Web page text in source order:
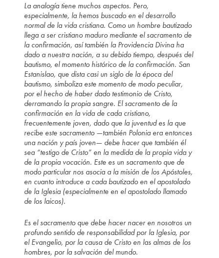
La analogía tiene muchos aspectos. Pero,
especialmente, la hemos buscado en el desarrollo
normal de la vida cristiana. Como un hombre bautizado
llega a ser cristiano maduro mediante el sacramento de
la confirmación, así también la Providencia Divina ha
dado a nuestra nación, a su debido tiempo, después del
bautismo, el momento histórico de la confirmación. San
Estanislao, que dista casi un siglo de la época del
bautismo, simboliza este momento de modo peculiar,
por el hecho de haber dado testimonio de Cristo,
derramando la propia sangre. El sacramento de la
confirmación en la vida de cada cristiano,
frecuentemente joven, dado que la juventud es la que
recibe este sacramento —también Polonia era entonces
una nación y país joven— debe hacer que también él
sea “testigo de Cristo” en la medida de la propia vida y
de la propia vocación. Este es un sacramento que de
modo particular nos asocia a la misión de los Apóstoles,
en cuanto introduce a cada bautizado en el apostolado
de la Iglesia (especialmente en el apostolado llamado
de los laicos).
Es el sacramento que debe hacer nacer en nosotros un
profundo sentido de responsabilidad por la Iglesia, por
el Evangelio, por la causa de Cristo en las almas de los
hombres, por la salvación del mundo.